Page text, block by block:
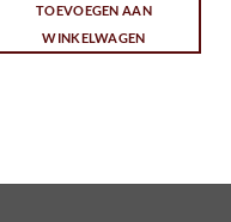
TOEVOEGEN AAN
WINKELWAGEN